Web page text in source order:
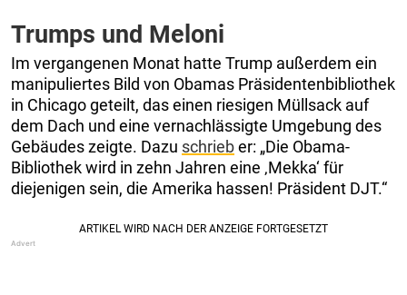
Trumps und Meloni
Im vergangenen Monat hatte Trump außerdem ein
manipuliertes Bild von Obamas Präsidentenbibliothek
in Chicago geteilt, das einen riesigen Müllsack auf
dem Dach und eine vernachlässigte Umgebung des
Gebäudes zeigte. Dazu schrieber: „Die Obama-
Bibliothek wird in zehn Jahren eine ‚Mekka‘ für
diejenigen sein, die Amerika hassen! Präsident DJT.“